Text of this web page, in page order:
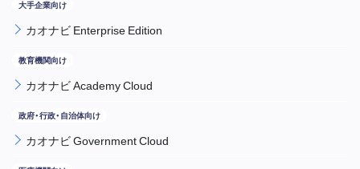
カオナビ Enterprise Edition
カオナビ Academy Cloud
カオナビ Government Cloud